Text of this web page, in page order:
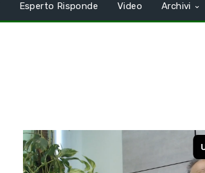
Esperto Risponde Video Archivi